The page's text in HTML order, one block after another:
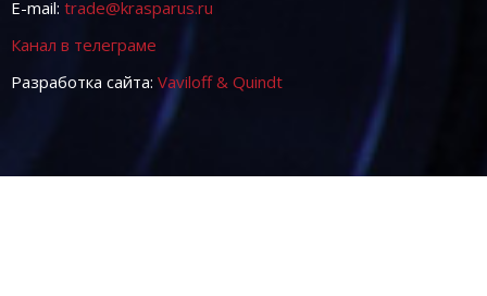
E-mail: trade@krasparus.ru
Канал в телеграме
Разработка сайта: Vaviloff & Quindt